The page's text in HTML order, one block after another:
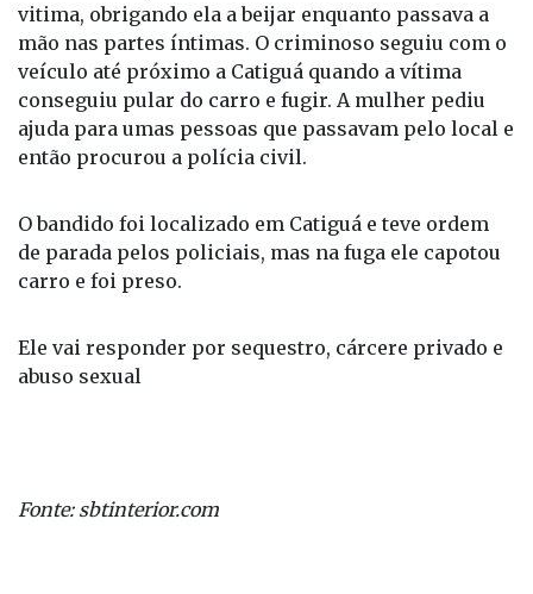
vitima, obrigando ela a beijar enquanto passava a
mão nas partes íntimas. O criminoso seguiu com o
veículo até próximo a Catiguá quando a vítima
conseguiu pular do carro e fugir. A mulher pediu
ajuda para umas pessoas que passavam pelo local e
então procurou a polícia civil.
O bandido foi localizado em Catiguá e teve ordem
de parada pelos policiais, mas na fuga ele capotou
carro e foi preso.
Ele vai responder por sequestro, cárcere privado e
abuso sexual
Fonte: sbtinterior.com